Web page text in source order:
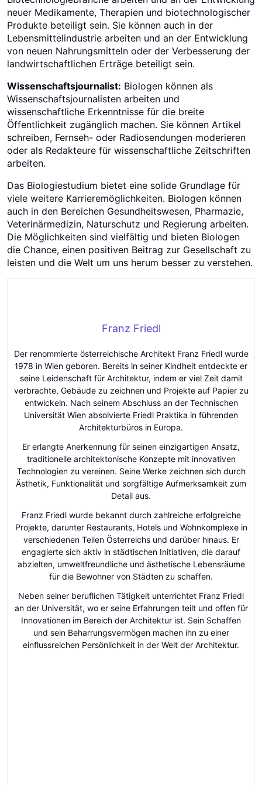
neuer Medikamente, Therapien und biotechnologischer
Produkte beteiligt sein. Sie können auch in der
Lebensmittelindustrie arbeiten und an der Entwicklung
von neuen Nahrungsmitteln oder der Verbesserung der
landwirtschaftlichen Erträge beteiligt sein.
Wissenschaftsjournalist: Biologen können als
Wissenschaftsjournalisten arbeiten und
wissenschaftliche Erkenntnisse für die breite
Öffentlichkeit zugänglich machen. Sie können Artikel
schreiben, Fernseh- oder Radiosendungen moderieren
oder als Redakteure für wissenschaftliche Zeitschriften
arbeiten.
Das Biologiestudium bietet eine solide Grundlage für
viele weitere Karrieremöglichkeiten. Biologen können
auch in den Bereichen Gesundheitswesen, Pharmazie,
Veterinärmedizin, Naturschutz und Regierung arbeiten.
Die Möglichkeiten sind vielfältig und bieten Biologen
die Chance, einen positiven Beitrag zur Gesellschaft zu
leisten und die Welt um uns herum besser zu verstehen.
Franz Friedl
Der renommierte österreichische Architekt Franz Friedl wurde
1978 in Wien geboren. Bereits in seiner Kindheit entdeckte er
seine Leidenschaft für Architektur, indem er viel Zeit damit
verbrachte, Gebäude zu zeichnen und Projekte auf Papier zu
entwickeln. Nach seinem Abschluss an der Technischen
Universität Wien absolvierte Friedl Praktika in führenden
Architekturbüros in Europa.
Er erlangte Anerkennung für seinen einzigartigen Ansatz,
traditionelle architektonische Konzepte mit innovativen
Technologien zu vereinen. Seine Werke zeichnen sich durch
Ästhetik, Funktionalität und sorgfältige Aufmerksamkeit zum
Detail aus.
Franz Friedl wurde bekannt durch zahlreiche erfolgreiche
Projekte, darunter Restaurants, Hotels und Wohnkomplexe in
verschiedenen Teilen Österreichs und darüber hinaus. Er
engagierte sich aktiv in städtischen Initiativen, die darauf
abzielten, umweltfreundliche und ästhetische Lebensräume
für die Bewohner von Städten zu schaffen.
Neben seiner beruflichen Tätigkeit unterrichtet Franz Friedl
an der Universität, wo er seine Erfahrungen teilt und offen für
Innovationen im Bereich der Architektur ist. Sein Schaffen
und sein Beharrungsvermögen machen ihn zu einer
einflussreichen Persönlichkeit in der Welt der Architektur.